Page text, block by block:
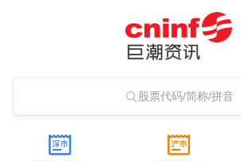
股票代码/简称/拼音